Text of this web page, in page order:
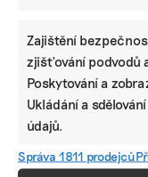
Zajištění
zjišťování podvodů
Poskytování a
Ukládání a
údajů.
Správa 1811 prodejců